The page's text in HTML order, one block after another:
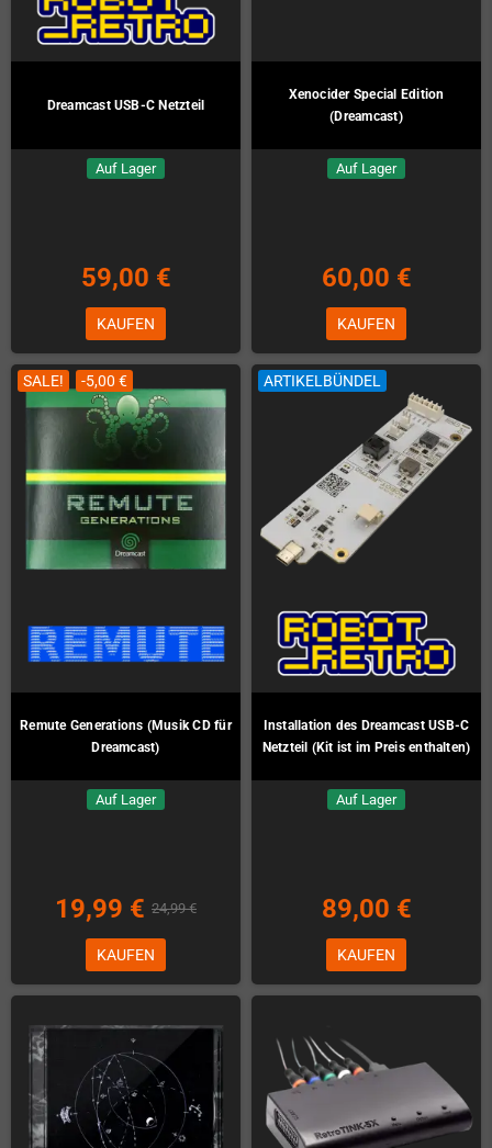
Dreamcast USB-C Netzteil
Auf Lager
59,00 €
KAUFEN
Xenocider Special Edition
(Dreamcast)
Auf Lager
60,00 €
KAUFEN
SALE! -5,00 €
Remute Generations (Musik CD für
Dreamcast)
Auf Lager
19,99 € 24,99 €
KAUFEN
ARTIKELBÜNDEL
Installation des Dreamcast USB-C
Netzteil (Kit ist im Preis enthalten)
Auf Lager
89,00 €
KAUFEN